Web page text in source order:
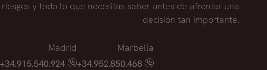
riesgos y todo lo que necesitas saber antes de afrontar una
decisión tan importante.
Madrid
+34.915.540.924
Marbella
+34.952.850.468